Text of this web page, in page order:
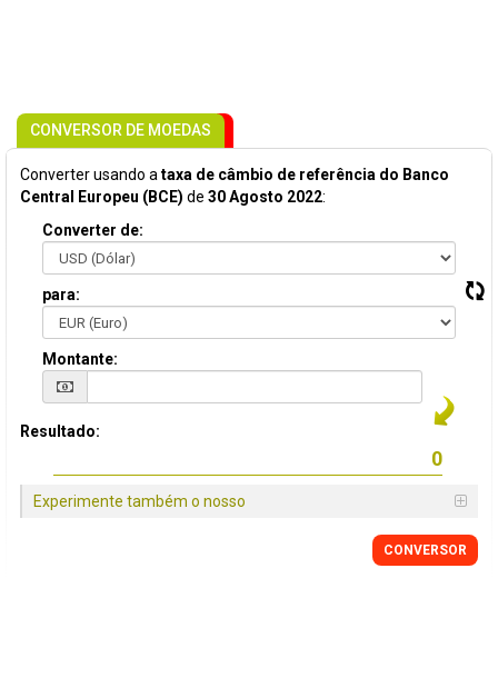
CONVERSOR DE MOEDAS
Converter usando a taxa de câmbio de referência do Banco
Central Europeu (BCE) de 30 Agosto 2022:
Converter de:
para:
Montante:
Resultado:
Experimente também o nosso
CONVERSOR